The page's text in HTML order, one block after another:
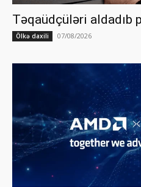
Təqaüdçüləri aldadıb
Ölkə daxili 07/08/2026